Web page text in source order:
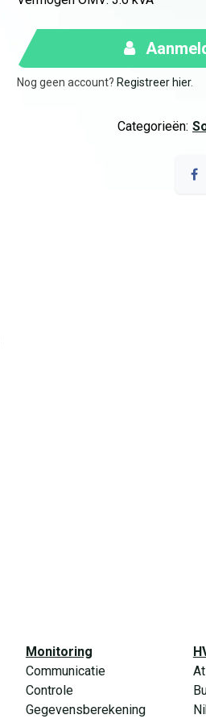
Nog geen account? Registreer hier.
Categorieën:
Monitoring
Communicatie
Controle
Gegevensberekening